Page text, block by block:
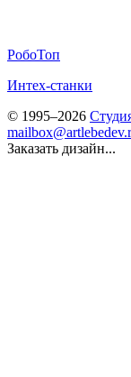
РобоТоп
Интех-станки
© 1995–2026
Заказать дизайн...